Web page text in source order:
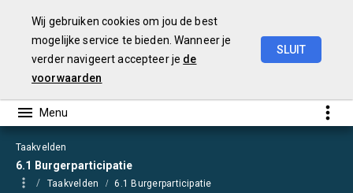
Taakvelden
6.1 Burgerparticipatie
Taakvelden 6.1 Burgerparticipatie
Wij gebruiken cookies om jou de best
mogelijke service te bieden. Wanneer je
verder navigeert accepteer je de
voorwaarden
SLUIT